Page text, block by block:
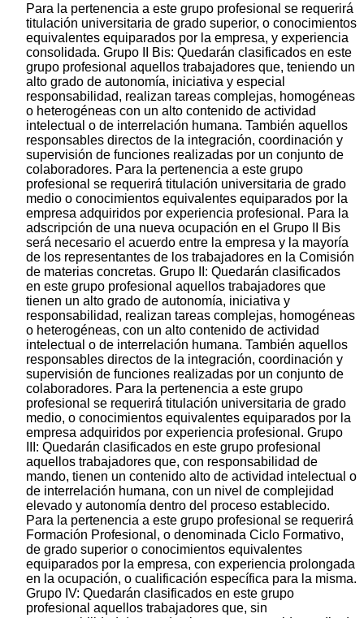
Para la pertenencia a este grupo profesional se requerirá
titulación universitaria de grado superior, o conocimientos
equivalentes equiparados por la empresa, y experiencia
consolidada. Grupo II Bis: Quedarán clasificados en este
grupo profesional aquellos trabajadores que, teniendo un
alto grado de autonomía, iniciativa y especial
responsabilidad, realizan tareas complejas, homogéneas
o heterogéneas con un alto contenido de actividad
intelectual o de interrelación humana. También aquellos
responsables directos de la integración, coordinación y
supervisión de funciones realizadas por un conjunto de
colaboradores. Para la pertenencia a este grupo
profesional se requerirá titulación universitaria de grado
medio o conocimientos equivalentes equiparados por la
empresa adquiridos por experiencia profesional. Para la
adscripción de una nueva ocupación en el Grupo II Bis
será necesario el acuerdo entre la empresa y la mayoría
de los representantes de los trabajadores en la Comisión
de materias concretas. Grupo II: Quedarán clasificados
en este grupo profesional aquellos trabajadores que
tienen un alto grado de autonomía, iniciativa y
responsabilidad, realizan tareas complejas, homogéneas
o heterogéneas, con un alto contenido de actividad
intelectual o de interrelación humana. También aquellos
responsables directos de la integración, coordinación y
supervisión de funciones realizadas por un conjunto de
colaboradores. Para la pertenencia a este grupo
profesional se requerirá titulación universitaria de grado
medio, o conocimientos equivalentes equiparados por la
empresa adquiridos por experiencia profesional. Grupo
III: Quedarán clasificados en este grupo profesional
aquellos trabajadores que, con responsabilidad de
mando, tienen un contenido alto de actividad intelectual o
de interrelación humana, con un nivel de complejidad
elevado y autonomía dentro del proceso establecido.
Para la pertenencia a este grupo profesional se requerirá
Formación Profesional, o denominada Ciclo Formativo,
de grado superior o conocimientos equivalentes
equiparados por la empresa, con experiencia prolongada
en la ocupación, o cualificación específica para la misma.
Grupo IV: Quedarán clasificados en este grupo
profesional aquellos trabajadores que, sin